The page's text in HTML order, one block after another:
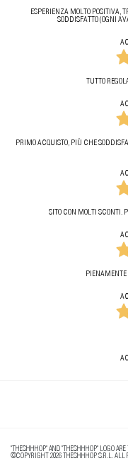
ESPERIENZA MOLTO POSITIVA,
SODDISFATTO (OGNI
TUTTO
PRIMO ACQUISTO, PIÙ CHE
SITO CON MOLTI SCONTI.
PIENAMENTE
"THESHHHOP" AND "THESHHHOP" LOGO
©COPYRIGHT 2026 THESHHHOP S.R.L. ALL